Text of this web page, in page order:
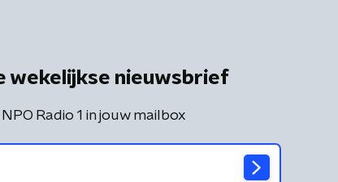
wekelijkse nieuwsbrief
Radio 1 in jouw mailbox